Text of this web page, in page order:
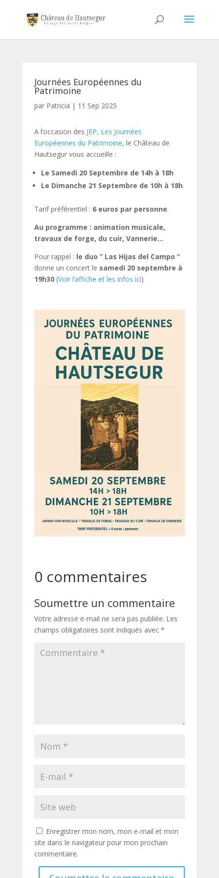
Journées Européennes du
Patrimoine
par Patricia | 11 Sep 2025
A l’occasion des JEP, Les Journées
Européennes du Patrimoine, le Château de
Hautsegur vous accueille :
Le Samedi 20 Septembre de 14h à 18h
Le Dimanche 21 Septembre de 10h à 18h
Tarif préférentiel : 6 euros par personne.
Au programme : animation musicale,
travaux de forge, du cuir, Vannerie…
Pour rappel : le duo ” Las Hijas del Campo “
donne un concert le samedi 20 septembre à
19h30(Voir l’affiche et les infos ici)
0 commentaires
Soumettre un commentaire
Votre adresse e-mail ne sera pas publiée. Les
champs obligatoires sont indiqués avec *
Enregistrer mon nom, mon e-mail et mon
site dans le navigateur pour mon prochain
commentaire.